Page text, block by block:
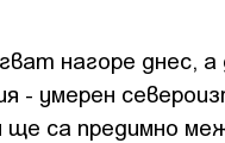
нагоре днес,
- умерен
са предимно